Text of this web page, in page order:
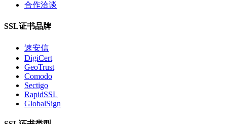
合作洽谈
SSL证书品牌
速安信
DigiCert
GeoTrust
Comodo
Sectigo
RapidSSL
GlobalSign